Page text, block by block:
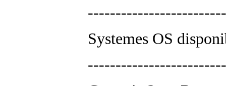
Systemes OS